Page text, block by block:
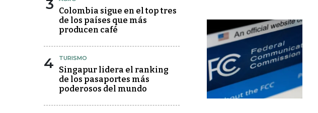
3
Colombia sigue en el top tres
de los países que más
producen café
4 TURISMO
Singapur lidera el ranking
de los pasaportes más
poderosos del mundo